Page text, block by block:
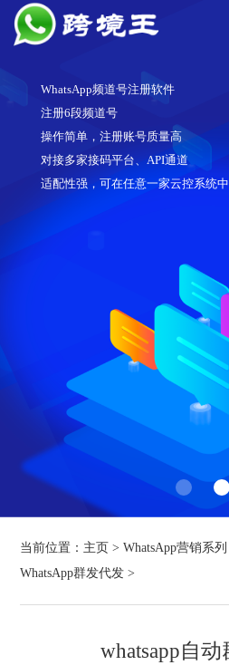
WhatsApp频道号注册软件
注册6段频道号
操作简单，注册账号质量高
对接多家接码平台、API通道
适配性强，可在任意一家云控系统
当前位置： 主页 >WhatsApp营销系列
WhatsApp群发代发 >
whatsapp自